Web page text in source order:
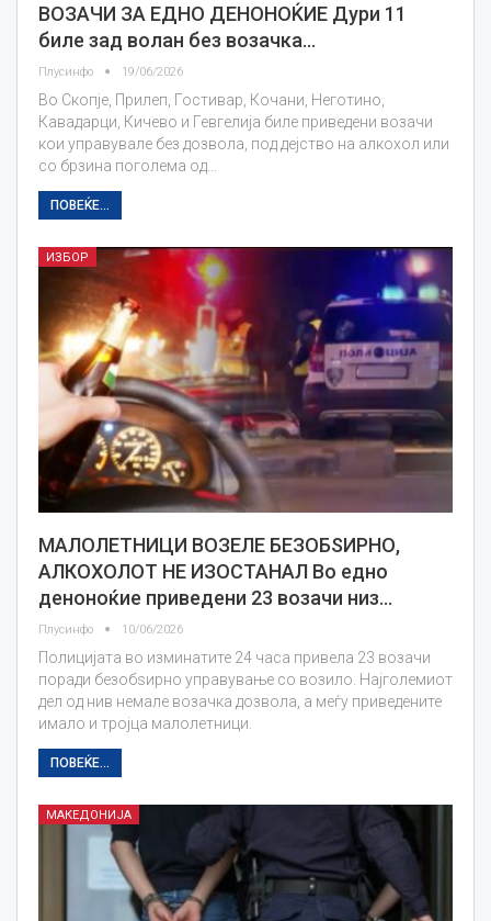
ВОЗАЧИ ЗА ЕДНО ДЕНОНОЌИЕ Дури 11
биле зад волан без возачка…
Плусинфо 19/06/2026
Во Скопје, Прилеп, Гостивар, Кочани, Неготино,
Кавадарци, Кичево и Гевгелија биле приведени возачи
кои управувале без дозвола, под дејство на алкохол или
со брзина поголема од…
ПОВЕЌЕ...
ИЗБОР
МАЛОЛЕТНИЦИ ВОЗЕЛЕ БЕЗОБЅИРНО,
АЛКОХОЛОТ НЕ ИЗОСТАНАЛ Во едно
деноноќие приведени 23 возачи низ…
Плусинфо 10/06/2026
Полицијата во изминатите 24 часа привела 23 возачи
поради безобѕирно управување со возило. Најголемиот
дел од нив немале возачка дозвола, а меѓу приведените
имало и тројца малолетници.
ПОВЕЌЕ...
МАКЕДОНИЈА